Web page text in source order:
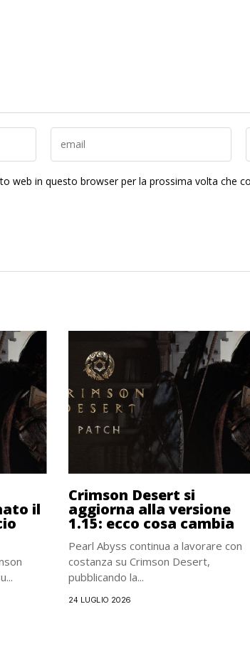
web in questo browser per la prossima volta che
il
Crimson Desert si
aggiorna alla versione
1.15: ecco cosa cambia
Pearl Abyss continua a lavorare con
costanza su Crimson Desert,
pubblicando la...
24 LUGLIO 2026